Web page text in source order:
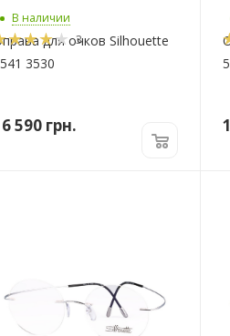
В наличии
3
для очков Silhouette
3530
590 грн.